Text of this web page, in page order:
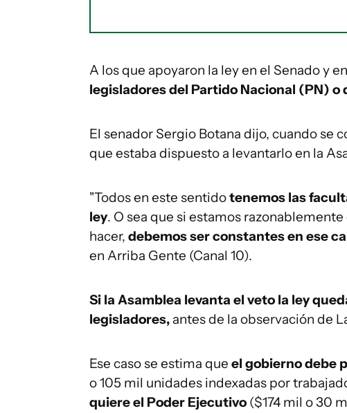
A los que apoyaron la ley en el Senado y
legisladores del Partido Nacional (PN) o
El senador Sergio Botana dijo, cuando se
que estaba dispuesto a levantarlo en la
"Todos en este sentidotenemos las
ley. O sea que si estamos
hacer, debemos ser constantes en ese
en Arriba Gente (Canal 10).
Si la Asamblea levanta el veto la ley
legisladores, antes de la observación de
Ese caso se estima que el gobierno debe
o 105 mil unidades indexadas por
quiere el Poder Ejecutivo ($174 mil o 30